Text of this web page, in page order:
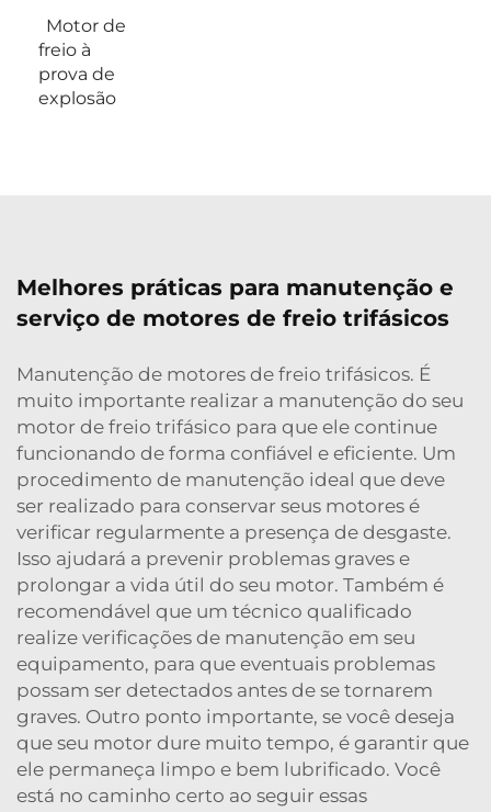
Motor de
freio à
prova de
explosão
Melhores práticas para manutenção e
serviço de motores de freio trifásicos
Manutenção de motores de freio trifásicos. É
muito importante realizar a manutenção do seu
motor de freio trifásico para que ele continue
funcionando de forma confiável e eficiente. Um
procedimento de manutenção ideal que deve
ser realizado para conservar seus motores é
verificar regularmente a presença de desgaste.
Isso ajudará a prevenir problemas graves e
prolongar a vida útil do seu motor. Também é
recomendável que um técnico qualificado
realize verificações de manutenção em seu
equipamento, para que eventuais problemas
possam ser detectados antes de se tornarem
graves. Outro ponto importante, se você deseja
que seu motor dure muito tempo, é garantir que
ele permaneça limpo e bem lubrificado. Você
está no caminho certo ao seguir essas